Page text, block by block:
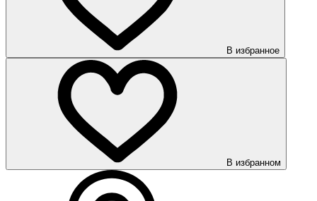
В избранное
В избранном